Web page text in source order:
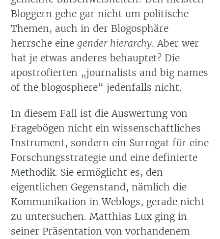
Bloggern gehe gar nicht um politische
Themen, auch in der Blogosphäre
herrsche einegender hierarchy. Aber wer
hat je etwas anderes behauptet? Die
apostrofierten
journalists and big names
of the blogosphere
jedenfalls nicht.
In diesem Fall ist die Auswertung von
Fragebögen nicht ein wissenschaftliches
Instrument, sondern ein Surrogat für eine
Forschungsstrategie und eine definierte
Methodik. Sie ermöglicht es, den
eigentlichen Gegenstand, nämlich die
Kommunikation in Weblogs, gerade nicht
zu untersuchen. Matthias Lux ging in
seiner Präsentation von vorhandenem